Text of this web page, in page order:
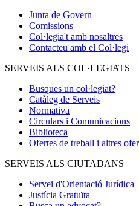
Junta de Govern
Comissions
Col·legia't amb nosaltres
Contacteu amb el Col·legi
SERVEIS ALS COL·LEGIATS
Busques un col·legiat?
Catàleg de Serveis
Normativa
Circulars i Comunicacions
Biblioteca
Ofertes de treball i altres
SERVEIS ALS CIUTADANS
Servei d'Orientació Jurídica
Justícia Gratuïta